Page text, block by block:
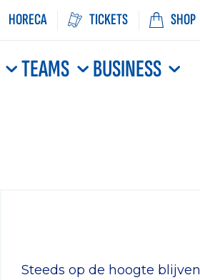
HORECA TICKETS SHOP
TEAMS BUSINESS
Steeds op de hoogte